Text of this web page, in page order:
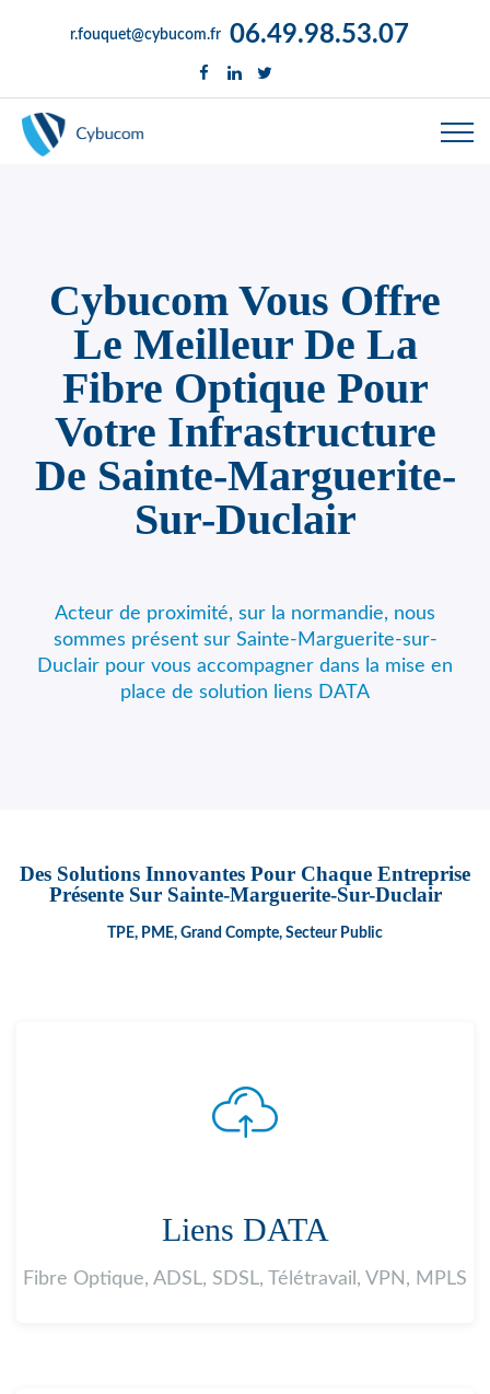
r.fouquet@cybucom.fr 06.49.98.53.07
Cybucom Vous Offre
Le Meilleur De La
Fibre Optique Pour
Votre Infrastructure
De Sainte-Marguerite-
Sur-Duclair
Acteur de proximité, sur la normandie, nous
sommes présent sur Sainte-Marguerite-sur-
Duclair pour vous accompagner dans la mise en
place de solution liens DATA
Des Solutions Innovantes Pour Chaque Entreprise
Présente Sur Sainte-Marguerite-Sur-Duclair
TPE, PME, Grand Compte, Secteur Public
Liens DATA
Fibre Optique, ADSL, SDSL, Télétravail, VPN, MPLS